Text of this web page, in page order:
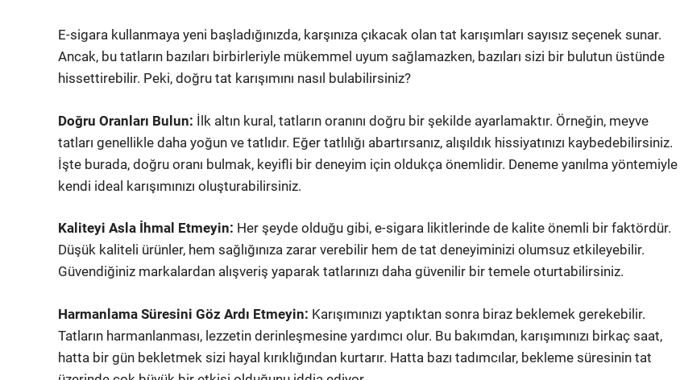
E-sigara kullanmaya yeni başladığınızda, karşınıza çıkacak olan tat karışımları sayısız seçenek sunar.
Ancak, bu tatların bazıları birbirleriyle mükemmel uyum sağlamazken, bazıları sizi bir bulutun üstünde
hissettirebilir. Peki, doğru tat karışımını nasıl bulabilirsiniz?
Doğru Oranları Bulun: İlk altın kural, tatların oranını doğru bir şekilde ayarlamaktır. Örneğin, meyve
tatları genellikle daha yoğun ve tatlıdır. Eğer tatlılığı abartırsanız, alışıldık hissiyatınızı kaybedebilirsiniz.
İşte burada, doğru oranı bulmak, keyifli bir deneyim için oldukça önemlidir. Deneme yanılma yöntemiyle
kendi ideal karışımınızı oluşturabilirsiniz.
Kaliteyi Asla İhmal Etmeyin: Her şeyde olduğu gibi, e-sigara likitlerinde de kalite önemli bir faktördür.
Düşük kaliteli ürünler, hem sağlığınıza zarar verebilir hem de tat deneyiminizi olumsuz etkileyebilir.
Güvendiğiniz markalardan alışveriş yaparak tatlarınızı daha güvenilir bir temele oturtabilirsiniz.
Harmanlama Süresini Göz Ardı Etmeyin: Karışımınızı yaptıktan sonra biraz beklemek gerekebilir.
Tatların harmanlanması, lezzetin derinleşmesine yardımcı olur. Bu bakımdan, karışımınızı birkaç saat,
hatta bir gün bekletmek sizi hayal kırıklığından kurtarır. Hatta bazı tadımcılar, bekleme süresinin tat